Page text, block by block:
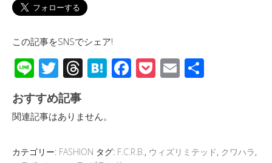
この記事をSNSでシェア!
Li
n
e
T
wi
tt
er
T
hr
e
a
d
H
at
a
F
ac
o
P
o
E
m
おすすめ記事
関連記事はありません。
カテゴリー: FASHION タグ: F.C.R.B. , ウィズリミテッド, クワハラ,